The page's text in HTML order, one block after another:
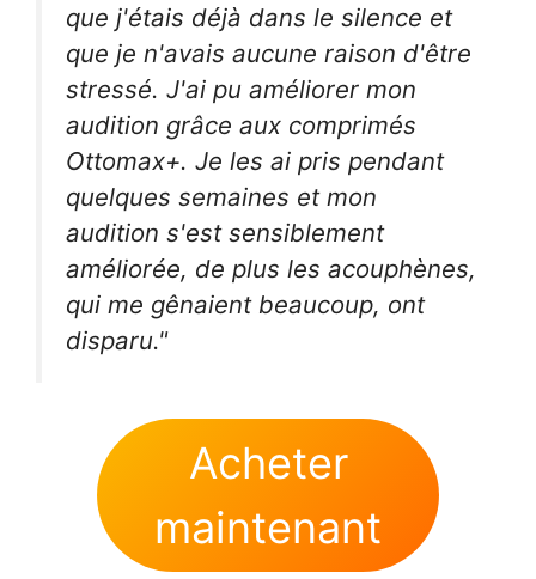
que j'étais déjà dans le silence et
que je n'avais aucune raison d'être
stressé. J'ai pu améliorer mon
audition grâce aux comprimés
Ottomax+. Je les ai pris pendant
quelques semaines et mon
audition s'est sensiblement
améliorée, de plus les acouphènes,
qui me gênaient beaucoup, ont
disparu."
Acheter
maintenant